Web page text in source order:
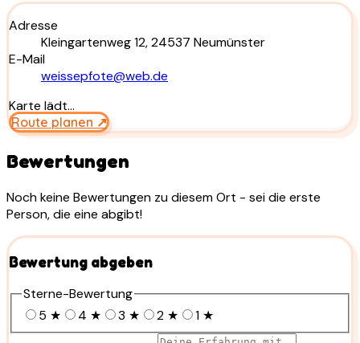
Adresse
Kleingartenweg 12, 24537 Neumünster
E-Mail
weissepfote@web.de
Karte lädt…
Route planen ↗
Bewertungen
Noch keine Bewertungen zu diesem Ort - sei die erste
Person, die eine abgibt!
Bewertung abgeben
Sterne-Bewertung
5 ★ 4 ★ 3 ★ 2 ★ 1 ★